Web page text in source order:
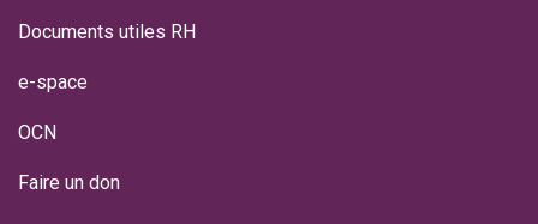
Documents utiles RH
e-space
OCN
Faire un don